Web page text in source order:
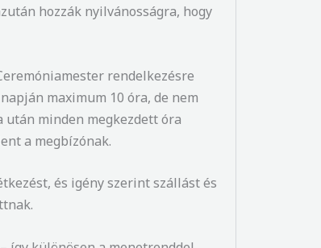
hozzák nyilvánosságra, hogy
rendelkezésre
maximum 10 óra, de nem
után minden megkezdett óra
a megbízónak.
és igény szerint szállást és